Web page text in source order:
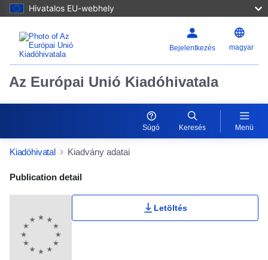
Hivatalos EU-webhely
Bejelentkezés magyar
Az Európai Unió Kiadóhivatala
Súgó Keresés Menü
Kiadóhivatal Kiadvány adatai
Publication Detail Actions Portlet
Publication detail
Letöltés